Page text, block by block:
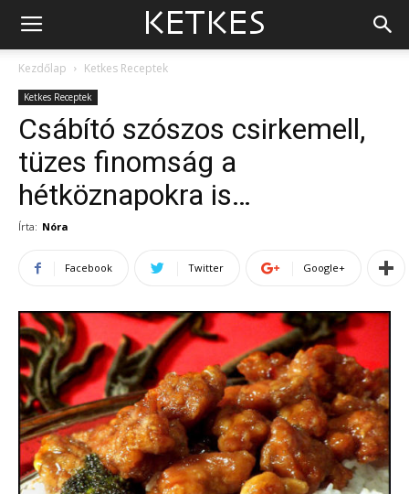
Kezdőlap Ketkes Receptek
Ketkes Receptek
Csábító szószos csirkemell,
tüzes finomság a
hétköznapokra is…
Írta: Nóra
Facebook Twitter Google+